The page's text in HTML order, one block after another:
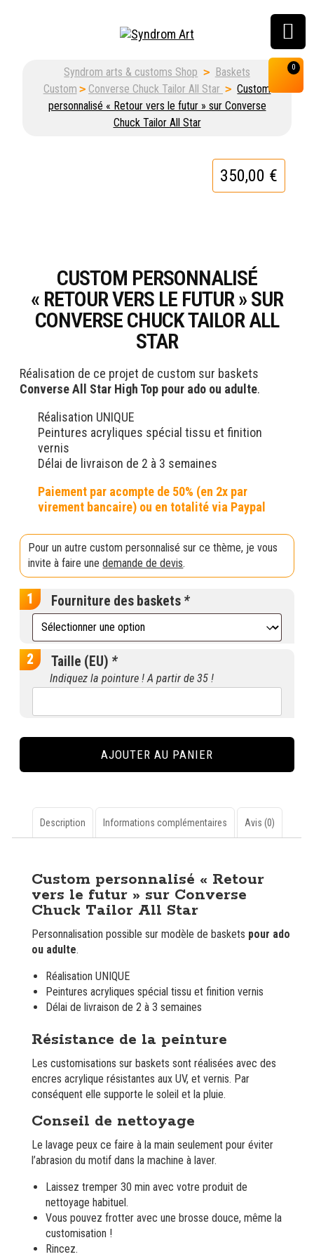
0
Customisation, graffiti
& street art shop
Syndrom arts & customs Shop > Baskets
Custom > Converse Chuck Tailor All Star > Custom
personnalisé « Retour vers le futur » sur Converse
Chuck Tailor All Star
CUSTOM PERSONNALISÉ
« RETOUR VERS LE FUTUR » SUR
CONVERSE CHUCK TAILOR ALL
STAR
350,00 €
Réalisation de ce projet de custom sur baskets
Converse All Star High Top pour ado ou adulte.
Réalisation UNIQUE
Peintures acryliques spécial tissu et finition
vernis
Délai de livraison de 2 à 3 semaines
Pour un autre custom personnalisé sur ce thème, je vous
invite à faire unedemande de devis.
Fourniture des baskets *
Taille (EU) *
Indiquez la pointure ! A partir de 35 !
de
personnalisé
vers
futur"
Chuck
Tailor
Star
AJOUTER AU PANIER
Description Informations complémentaires Avis (0)
Custom personnalisé « Retour
vers le futur » sur Converse
Chuck Tailor All Star
Personnalisation possible sur modèle de baskets pour ado
ou adulte.
Réalisation UNIQUE
Peintures acryliques spécial tissu et finition vernis
Délai de livraison de 2 à 3 semaines
Résistance de la peinture
Les customisations sur baskets sont réalisées avec des
encres acrylique résistantes aux UV, et vernis. Par
conséquent elle supporte le soleil et la pluie.
Conseil de nettoyage
Le lavage peux ce faire à la main seulement pour éviter
l’abrasion du motif dans la machine à laver.
Laissez tremper 30 min avec votre produit de
nettoyage habituel.
Vous pouvez frotter avec une brosse douce, même la
customisation !
Rincez.